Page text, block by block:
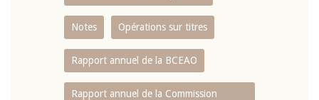
Notes Opérations sur titres
Rapport annuel de la BCEAO
Rapport annuel de la Commission